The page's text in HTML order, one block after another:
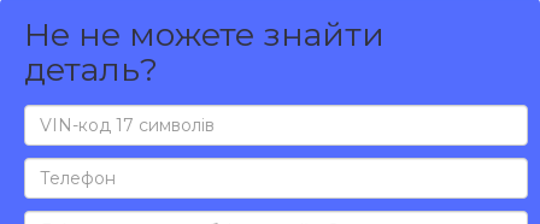
Не не можете знайти
деталь?